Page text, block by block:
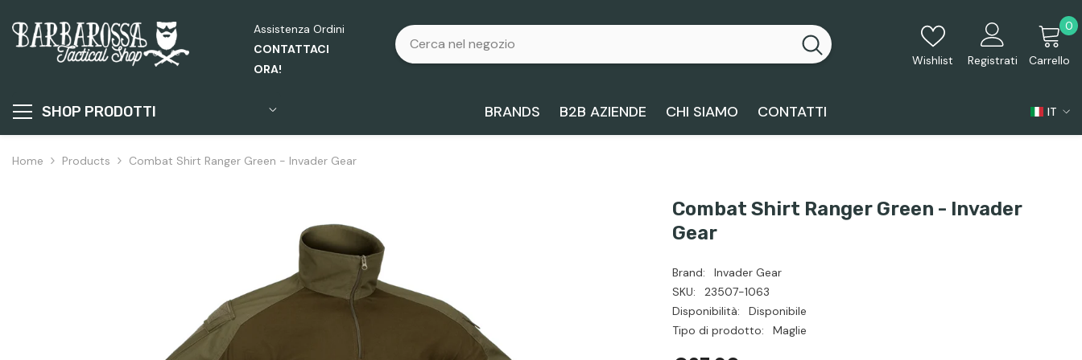
Assistenza Ordini
CONTATTACI
ORA!
Wishlist Registrati Carrello
00
SHOP PRODOTTI BRANDS B2B AZIENDE CHI SIAMO CONTATTI
IT
Home Products Combat Shirt Ranger Green - Invader Gear
Combat Shirt Ranger Green - Invader
Gear
Brand:
Invader Gear
SKU:
23507-1063
Disponibilità:
Disponibile
Tipo di prodotto:
Maglie